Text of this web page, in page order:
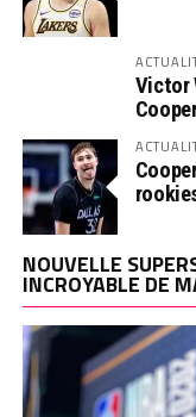
Victor
NOUVELLE
INCROYABLE DE